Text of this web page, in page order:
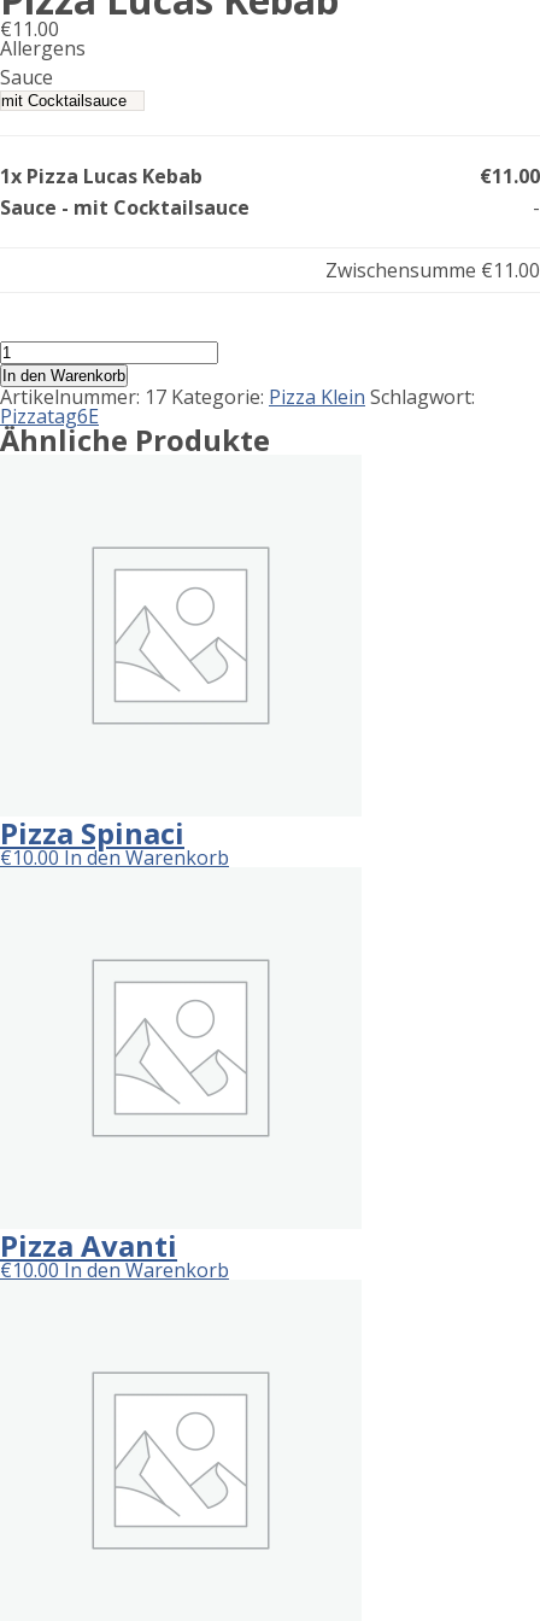
€11.00
Allergens
Product
allergen
Sauce
1x Pizza Lucas Kebab
€11.00
Sauce - mit Cocktailsauce
-
Zwischensumme €11.00
Pizza
Lucas
Kebab
Menge
In den Warenkorb
Artikelnummer: 17 Kategorie: Pizza Klein Schlagwort:
Pizzatag6E
Ähnliche Produkte
Pizza Spinaci
€10.00In den Warenkorb
Pizza Avanti
€10.00In den Warenkorb